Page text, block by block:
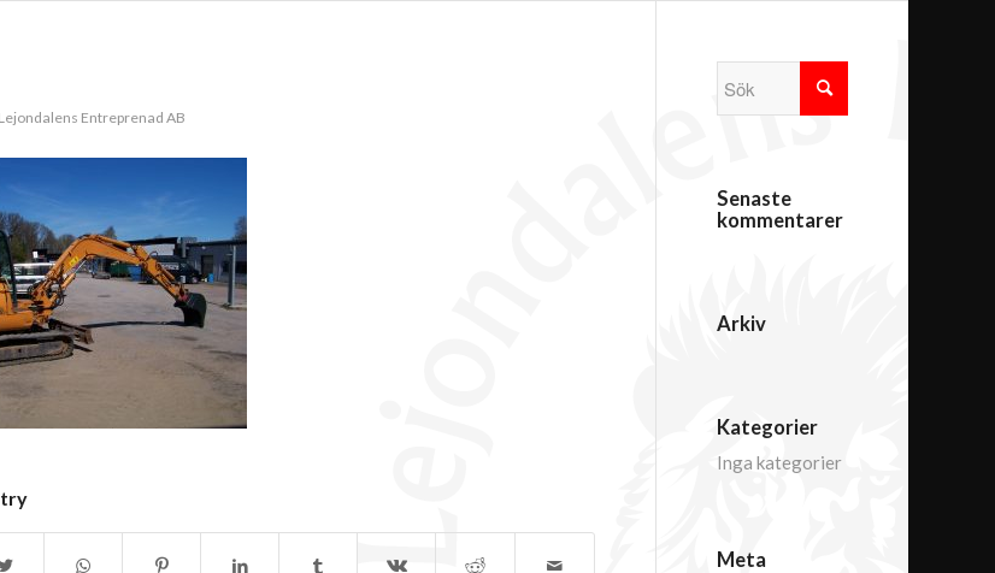
Lejondalens Entreprenad AB
Senaste
kommentarer
Arkiv
Kategorier
Inga kategorier
Meta